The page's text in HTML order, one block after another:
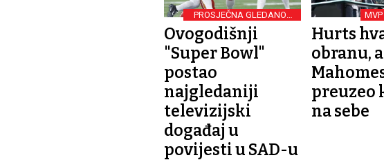
PROSJEČNA GLEDANOST
OD 127.7 MILIJUNA
Ovogodišnji
"Super Bowl"
postao
najgledaniji
televizijski
događaj u
povijesti u SAD-u
Hurts
obranu, a
preuzeo
na sebe